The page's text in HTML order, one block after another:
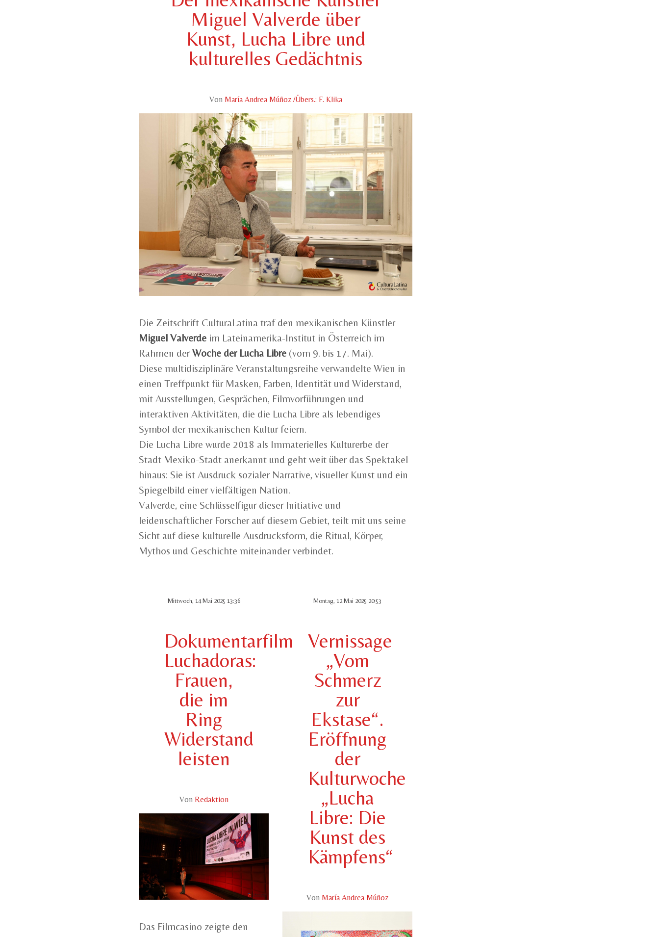
Miguel Valverde über
Kunst, Lucha Libre und
kulturelles Gedächtnis
Von María Andrea Múñoz /Übers.: F. Klika
Die Zeitschrift CulturaLatina traf den mexikanischen Künstler
Miguel Valverde im Lateinamerika-Institut in Österreich im
Rahmen derWoche der Lucha Libre (vom 9. bis 17. Mai).
Diese multidisziplinäre Veranstaltungsreihe verwandelte Wien in
einen Treffpunkt für Masken, Farben, Identität und Widerstand,
mit Ausstellungen, Gesprächen, Filmvorführungen und
interaktiven Aktivitäten, die die Lucha Libre als lebendiges
Symbol der mexikanischen Kultur feiern.
Die Lucha Libre wurde 2018 als Immaterielles Kulturerbe der
Stadt Mexiko-Stadt anerkannt und geht weit über das Spektakel
hinaus: Sie ist Ausdruck sozialer Narrative, visueller Kunst und ein
Spiegelbild einer vielfältigen Nation.
Valverde, eine Schlüsselfigur dieser Initiative und
leidenschaftlicher Forscher auf diesem Gebiet, teilt mit uns seine
Sicht auf diese kulturelle Ausdrucksform, die Ritual, Körper,
Mythos und Geschichte miteinander verbindet.
Mittwoch, 14 Mai 2025 13:36
Dokumentarfilm
Luchadoras:
Frauen,
die im
Ring
Widerstand
leisten
Von Redaktion
Das Filmcasino zeigte den
Montag, 12 Mai 2025 20:53
Vernissage
„Vom
Schmerz
zur
Ekstase“.
Eröffnung
der
Kulturwoche
„Lucha
Libre: Die
Kunst des
Kämpfens“
Von María Andrea Múñoz